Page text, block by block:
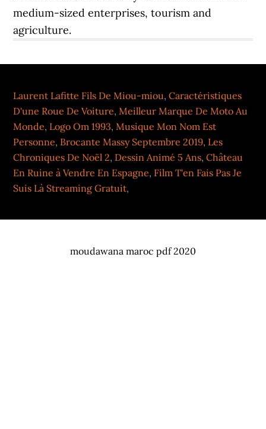
Laurent Lafitte Fils De Miou-miou,Caractéristiques
D'une Roue De Voiture,Meilleur Marque De Moto Au
Monde, Logo Om 1993,Musique Mon Nom Est
Personne, Brocante Massy Septembre 2019, Les
Chroniques De Noël 2, Dessin Animé 5 Ans,Château
En Ruine à Vendre En Espagne, Film T'en Fais Pas Je
Suis Là Streaming Gratuit,
moudawana maroc pdf 2020